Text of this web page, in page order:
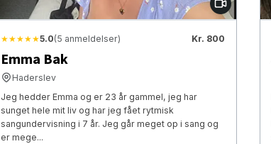
★★★★★5.0(5 anmeldelser) Kr. 800
Emma Bak
Haderslev
Jeg hedder Emma og er 23 år gammel, jeg har
sunget hele mit liv og har jeg fået rytmisk
sangundervisning i 7 år. Jeg går meget op i sang og
er mege...